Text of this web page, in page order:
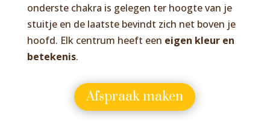
onderste chakra is gelegen ter hoogte van je
stuitje en de laatste bevindt zich net boven je
hoofd. Elk centrum heeft een eigen kleur en
betekenis.
Afspraak maken